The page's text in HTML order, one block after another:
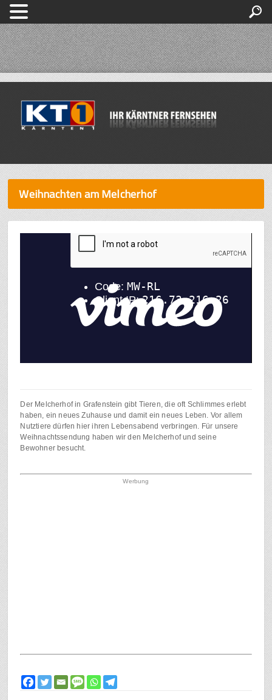
Weihnachten am Melcherhof
Der Melcherhof in Grafenstein gibt Tieren, die oft Schlimmes erlebt
haben, ein neues Zuhause und damit ein neues Leben. Vor allem
Nutztiere dürfen hier ihren Lebensabend verbringen. Für unsere
Weihnachtssendung haben wir den Melcherhof und seine
Bewohner besucht.
Werbung